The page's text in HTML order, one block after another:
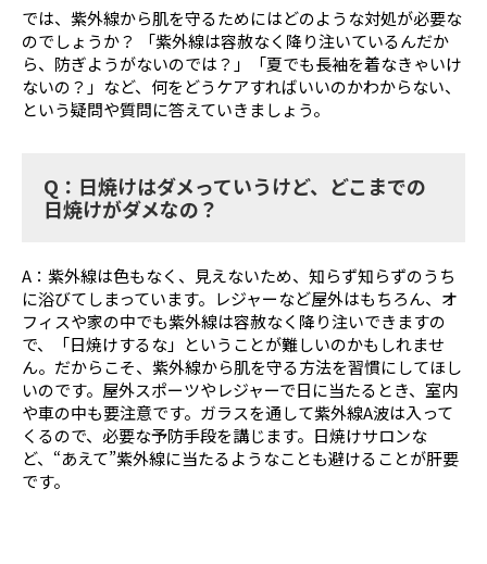
では、紫外線から肌を守るためにはどのような対処が必要な
のでしょうか？ 「紫外線は容赦なく降り注いているんだか
ら、防ぎようがないのでは？」「夏でも長袖を着なきゃいけ
ないの？」など、何をどうケアすればいいのかわからない、
という疑問や質問に答えていきましょう。
Q：日焼けはダメっていうけど、どこまでの
日焼けがダメなの？
A：紫外線は色もなく、見えないため、知らず知らずのうち
に浴びてしまっています。レジャーなど屋外はもちろん、オ
フィスや家の中でも紫外線は容赦なく降り注いできますの
で、「日焼けするな」ということが難しいのかもしれませ
ん。だからこそ、紫外線から肌を守る方法を習慣にしてほし
いのです。屋外スポーツやレジャーで日に当たるとき、室内
や車の中も要注意です。ガラスを通して紫外線A波は入って
くるので、必要な予防手段を講じます。日焼けサロンな
ど、“あえて”紫外線に当たるようなことも避けることが肝要
です。